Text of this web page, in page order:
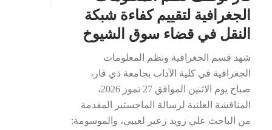
الجغرافية لتقييم كفاءة شبكة
النقل في قضاء سوق الشيوخ
شهد قسم الجغرافية ونظم المعلومات
الجغرافية في كلية الآداب بجامعة ذي قار،
صباح يوم الاثنين الموافق 27 تموز 2026،
المناقشة العلنية لرسالة الماجستير المقدمة
من الباحث علي زويد زعير لعيبي، والموسومة: